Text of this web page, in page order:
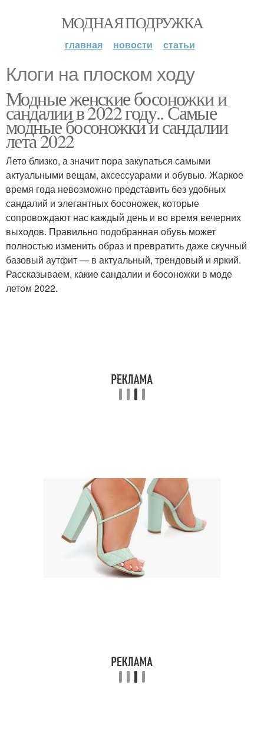
МОДНАЯ ПОДРУЖКА
главная новости статьи
Клоги на плоском ходу
Модные женские босоножки и
сандалии в 2022 году.. Самые
модные босоножки и сандалии
лета 2022
Лето близко, а значит пора закупаться самыми
актуальными вещам, аксессуарами и обувью. Жаркое
время года невозможно представить без удобных
сандалий и элегантных босоножек, которые
сопровождают нас каждый день и во время вечерних
выходов. Правильно подобранная обувь может
полностью изменить образ и превратить даже скучный
базовый аутфит — в актуальный, трендовый и яркий.
Рассказываем, какие сандалии и босоножки в моде
летом 2022.